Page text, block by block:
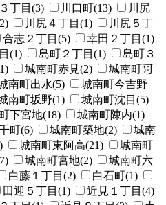
丁目(3) 川口町(13)
川尻
川尻４丁目(1)
川尻５丁
合志２丁目(5)
幸田２丁目(1)
(1) 島町２丁目(1)
島町３
城南町赤見(2)
城南町阿
南町出水(5)
城南町今吉野
南町坂野(1)
城南町沈目(5)
下宮地(18)
城南町陳内(1)
町(6) 城南町築地(2)
城南
城南町東阿高(21)
城南町
城南町宮地(2)
城南町六
白藤１丁目(2)
白石町(1)
田迎５丁目(1)
近見１丁目(4)